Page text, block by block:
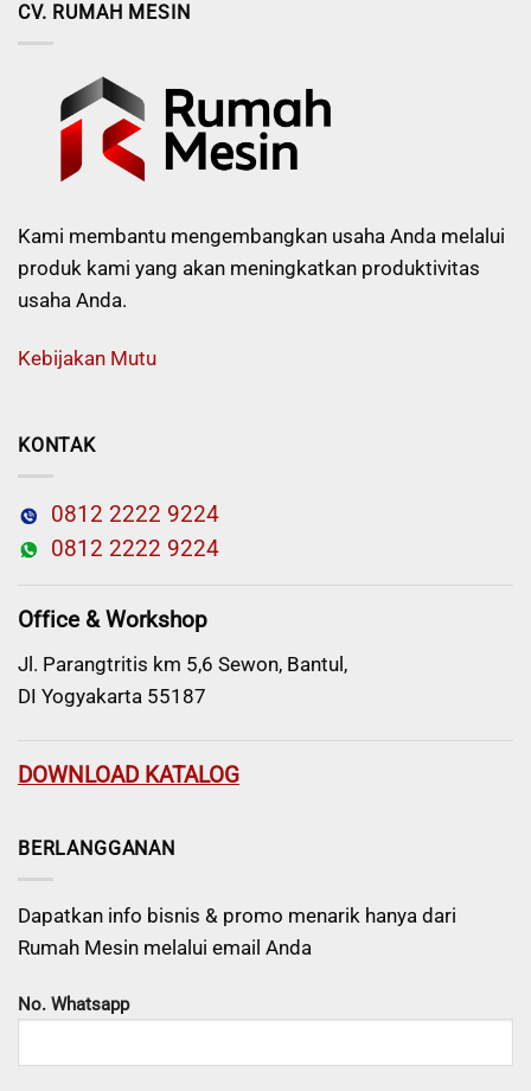
CV. RUMAH MESIN
Kami membantu mengembangkan usaha Anda melalui
produk kami yang akan meningkatkan produktivitas
usaha Anda.
Kebijakan Mutu
KONTAK
0812 2222 9224
0812 2222 9224
Office & Workshop
Jl. Parangtritis km 5,6 Sewon, Bantul,
DI Yogyakarta 55187
DOWNLOAD KATALOG
BERLANGGANAN
Dapatkan info bisnis & promo menarik hanya dari
Rumah Mesin melalui email Anda
No. Whatsapp